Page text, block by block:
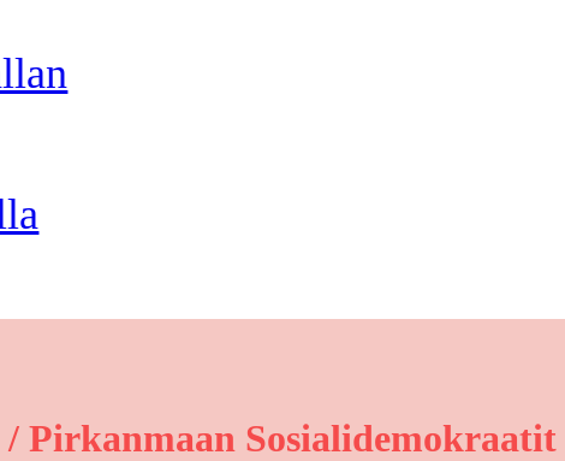
Pirkanmaan Sosialidemokraatit